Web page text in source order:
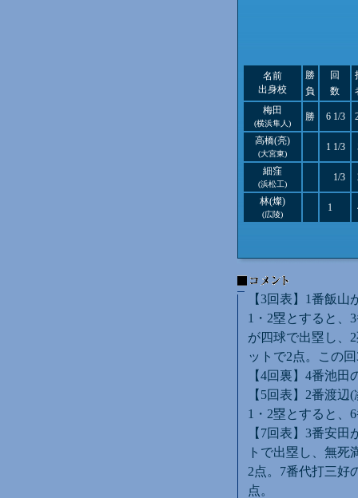
名前
出身校
勝
負
回
数
梅田
(横浜隼人)
勝 6 1/3
高橋(亮)
(大宮東)
1 1/3
細窪
(浜松工)
1/3
林(燦)
(広陵)
1
【3回表】1番飯
1・2塁とすると、
が四球で出塁し、
ットで2点。この
【4回裏】4番池
【5回表】2番渡
1・2塁とすると、
【7回表】3番安
トで出塁し、無死
2点。7番代打三好
点。